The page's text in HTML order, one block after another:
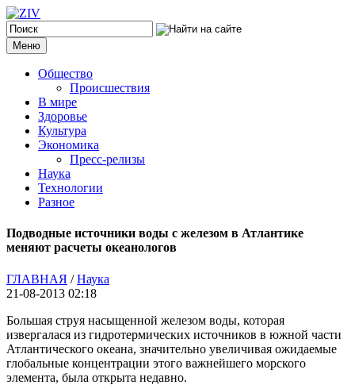
Меню
Общество
Происшествия
В мире
Здоровье
Культура
Экономика
Пресс-релизы
Наука
Технологии
Разное
Подводные источники воды с железом в Атлантике
меняют расчеты океанологов
ГЛАВНАЯ /Наука
21-08-2013 02:18
Большая струя насыщенной железом воды, которая
извергалася из гидротермических источников в южной части
Атлантического океана, значительно увеличивая ожидаемые
глобальные концентрации этого важнейшего морского
элемента, была открыта недавно.